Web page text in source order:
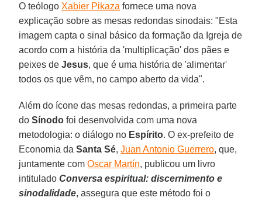
O teólogo Xabier Pikaza fornece uma nova
explicação sobre as mesas redondas sinodais: "Esta
imagem capta o sinal básico da formação da Igreja de
acordo com a história da 'multiplicação' dos pães e
peixes deJesus, que é uma história de 'alimentar'
todos os que vêm, no campo aberto da vida".
Além do ícone das mesas redondas, a primeira parte
doSínodo foi desenvolvida com uma nova
metodologia: o diálogo no Espírito. O ex-prefeito de
Economia daSanta Sé,Juan Antonio Guerrero, que,
juntamente comOscar Martín, publicou um livro
intituladoConversa espiritual: discernimento e
sinodalidade, assegura que este método foi o